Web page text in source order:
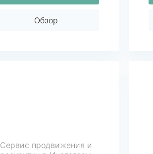
Обзор
Сервис продвижения и